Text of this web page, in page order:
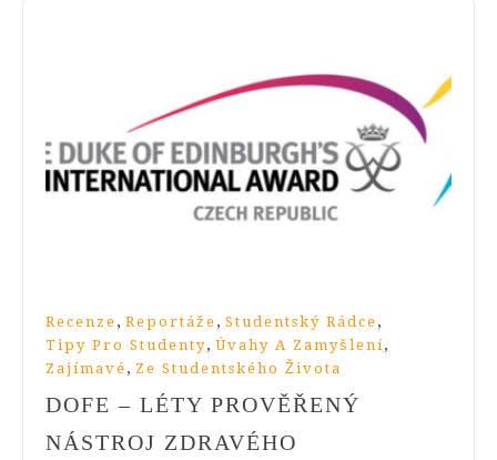
Recenze , Reportáže , Studentský Rádce ,
Tipy Pro Studenty, Úvahy A Zamyšlení,
Zajímavé , Ze Studentského Života
DOFE – LÉTY PROVĚŘENÝ
NÁSTROJ ZDRAVÉHO